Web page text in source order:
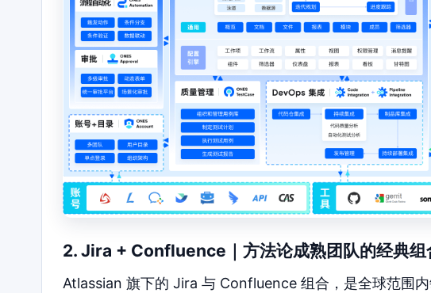
2. Jira + Confluence｜方法论成熟团队的经典组
Atlassian 旗下的 Jira 与 Confluence 组合，是全球范围